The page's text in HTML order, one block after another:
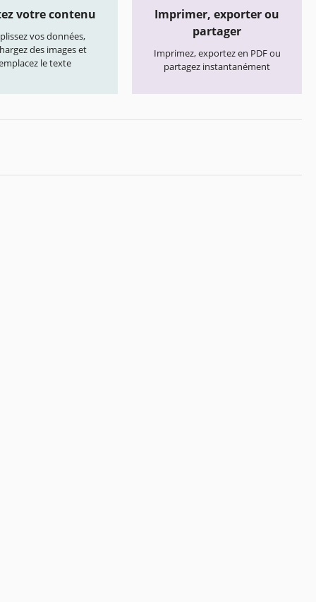
votre contenu
vos données,
des images et
le texte
Imprimer, exporter ou
partager
Imprimez, exportez en PDF ou
partagez instantanément